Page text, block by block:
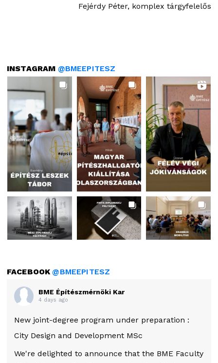
Fejérdy Péter, komplex tárgyfelelős
INSTAGRAM @BMEEPITESZ
FACEBOOK@BMEEPITESZ
BME Építészmérnöki Kar
4 days ago
New joint-degree program under preparation :
City Design and Development MSc
We're delighted to announce that the BME Faculty